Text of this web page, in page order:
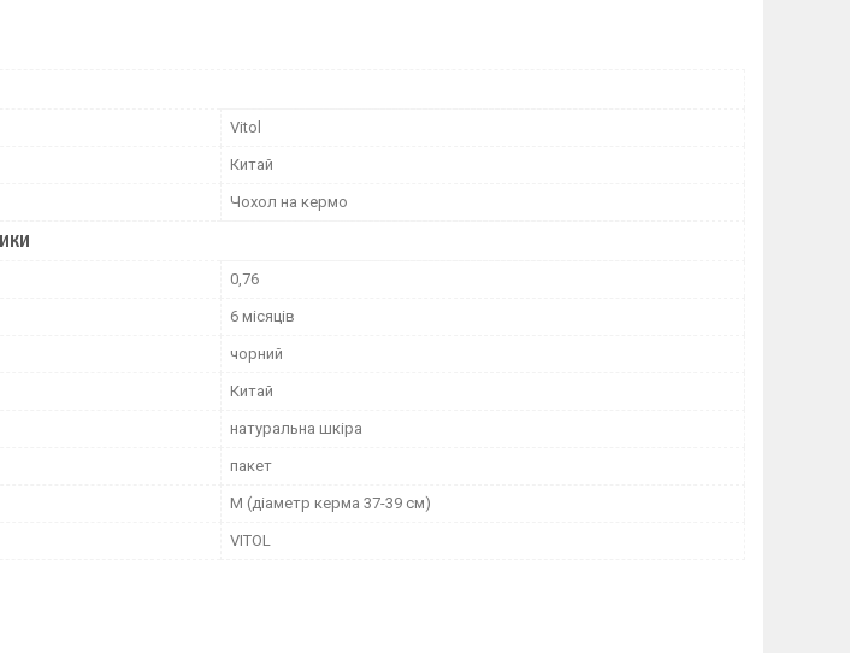
Vitol
Китай
Чохол на кермо
0,76
6 місяців
чорний
Китай
натуральна шкіра
пакет
M (діаметр керма 37-39 см)
VITOL